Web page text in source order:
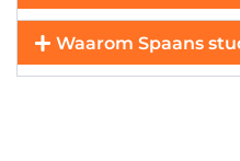
Waarom Spaans